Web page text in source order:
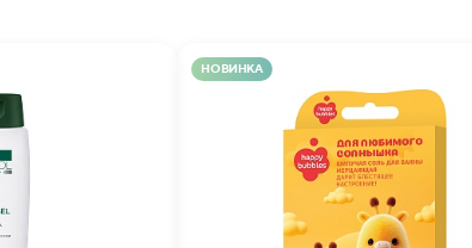
НОВИНКА